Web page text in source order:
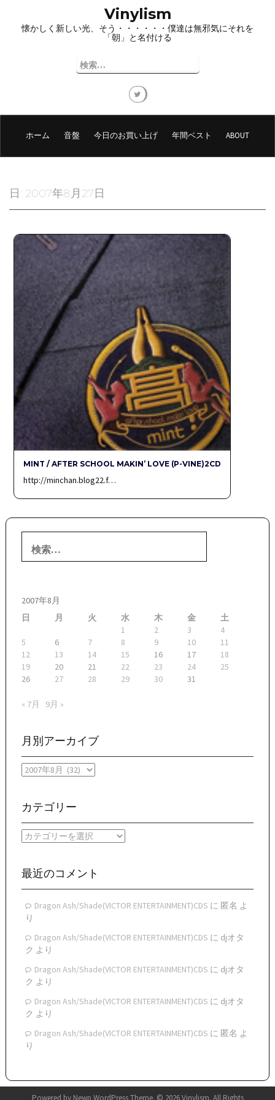
プ
Vinylism
懐かしく新しい光、そう・・・・・・僕達は無邪気にそれを
「朝」と名付ける
検
索:
ホーム 音盤 今日のお買い上げ 年間ベスト ABOUT
日: 2007年8月27日
MINT / AFTER SCHOOL MAKIN’ LOVE (P-VINE)2CD
http://minchan.blog22.f…
索:
2007年8月
日
月 火 水 木 金
土
1
2 3
4
5
6 7 8 9 10
11
12
13 14 15 16 17
18
19
20 21 22 23 24
25
26
27 28 29 30 31
« 7月 9月 »
月別アーカイブ
月
ー
イ
ブ
カテゴリー
カ
リ
最近のコメント
Dragon Ash/Shade(VICTOR ENTERTAINMENT)CDS に 匿名 よ
り
Dragon Ash/Shade(VICTOR ENTERTAINMENT)CDS に djオタ
ク より
Dragon Ash/Shade(VICTOR ENTERTAINMENT)CDS に djオタ
ク より
Dragon Ash/Shade(VICTOR ENTERTAINMENT)CDS に djオタ
ク より
Dragon Ash/Shade(VICTOR ENTERTAINMENT)CDS に 匿名 よ
り
Powered by Newp WordPress Theme. © 2026 Vinylism. All Rights